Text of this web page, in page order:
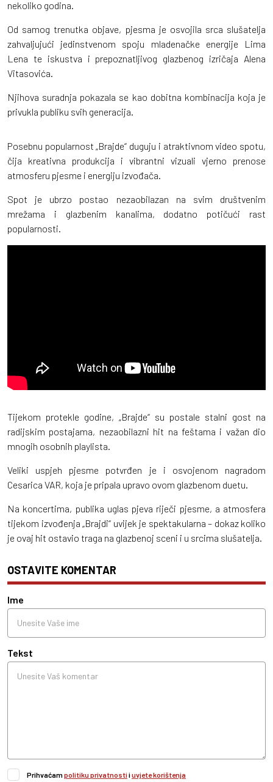
nekoliko godina.
Od samog trenutka objave, pjesma je osvojila srca slušatelja
zahvaljujući jedinstvenom spoju mladenačke energije Lima
Lena te iskustva i prepoznatljivog glazbenog izričaja Alena
Vitasovića.
Njihova suradnja pokazala se kao dobitna kombinacija koja je
privukla publiku svih generacija.
Posebnu popularnost „Brajde“ duguju i atraktivnom video spotu,
čija kreativna produkcija i vibrantni vizuali vjerno prenose
atmosferu pjesme i energiju izvođača.
Spot je ubrzo postao nezaobilazan na svim društvenim
mrežama i glazbenim kanalima, dodatno potičući rast
popularnosti.
Tijekom protekle godine, „Brajde“ su postale stalni gost na
radijskim postajama, nezaobilazni hit na feštama i važan dio
mnogih osobnih playlista.
Veliki uspjeh pjesme potvrđen je i osvojenom nagradom
Cesarica VAR, koja je pripala upravo ovom glazbenom duetu.
Na koncertima, publika uglas pjeva riječi pjesme, a atmosfera
tijekom izvođenja „Brajdi“ uvijek je spektakularna – dokaz koliko
je ovaj hit ostavio traga na glazbenoj sceni i u srcima slušatelja.
OSTAVITE KOMENTAR
Ime
Tekst
Prihvaćampolitiku privatnostiiuvjete korištenja